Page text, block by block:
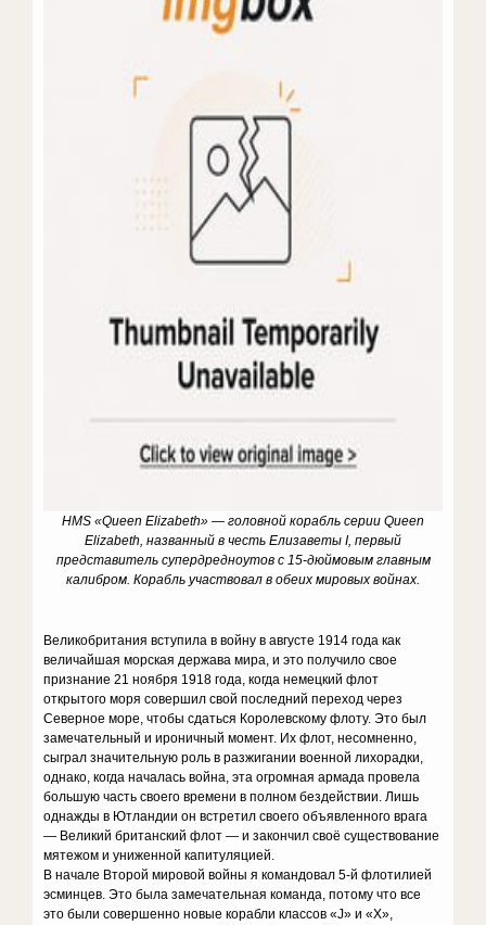
HMS «Queen Elizabeth» — головной корабль серии Queen
Elizabeth, названный в честь Елизаветы I, первый
представитель супердредноутов с 15-дюймовым главным
калибром. Корабль участвовал в обеих мировых войнах.
Великобритания вступила в войну в августе 1914 года как
величайшая морская держава мира, и это получило свое
признание 21 ноября 1918 года, когда немецкий флот
открытого моря совершил свой последний переход через
Северное море, чтобы сдаться Королевскому флоту. Это был
замечательный и ироничный момент. Их флот, несомненно,
сыграл значительную роль в разжигании военной лихорадки,
однако, когда началась война, эта огромная армада провела
большую часть своего времени в полном бездействии. Лишь
однажды в Ютландии он встретил своего объявленного врага
— Великий британский флот — и закончил своё существование
мятежом и униженной капитуляцией.
В начале Второй мировой войны я командовал 5-й флотилией
эсминцев. Это была замечательная команда, потому что все
это были совершенно новые корабли классов «J» и «X»,